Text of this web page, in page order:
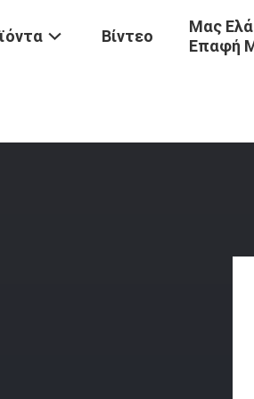
Βίντεο
Μας
Επαφή